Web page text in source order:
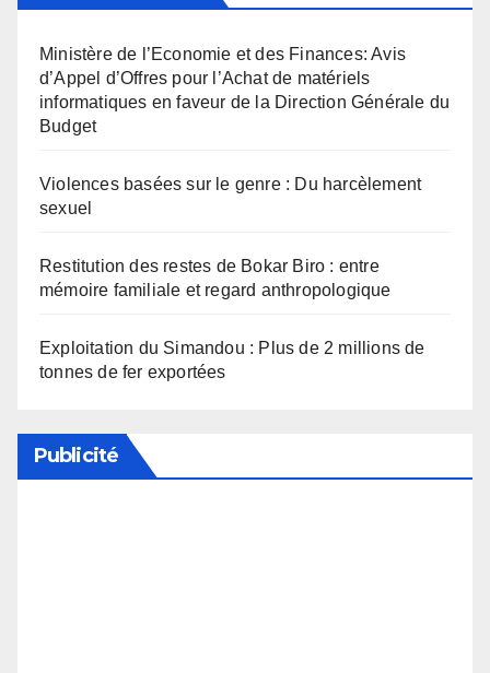
Ministère de l’Economie et des Finances: Avis
d’Appel d’Offres pour l’Achat de matériels
informatiques en faveur de la Direction Générale du
Budget
Violences basées sur le genre : Du harcèlement
sexuel
Restitution des restes de Bokar Biro : entre
mémoire familiale et regard anthropologique
Exploitation du Simandou : Plus de 2 millions de
tonnes de fer exportées
Publicité